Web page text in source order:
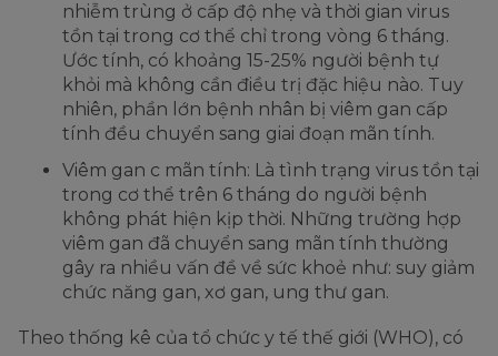
nhiễm trùng ở cấp độ nhẹ và thời gian virus
tồn tại trong cơ thể chỉ trong vòng 6 tháng.
Ước tính, có khoảng 15-25% người bệnh tự
khỏi mà không cần điều trị đặc hiệu nào. Tuy
nhiên, phần lớn bệnh nhân bị viêm gan cấp
tính đều chuyển sang giai đoạn mãn tính.
Viêm gan c mãn tính: Là tình trạng virus tồn tại
trong cơ thể trên 6 tháng do người bệnh
không phát hiện kịp thời. Những trường hợp
viêm gan đã chuyển sang mãn tính thường
gây ra nhiều vấn đề về sức khoẻ như: suy giảm
chức năng gan, xơ gan, ung thư gan.
Theo thống kê của tổ chức y tế thế giới (WHO), có